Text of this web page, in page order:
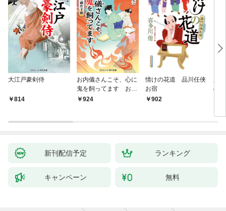
大江戸豪剣侍
814
お内儀さんこそ、心に
鬼を飼ってます おけ
いの戯作手帖
924
情けの花道 品川任侠
お宿
902
の
新刊配信予定 ランキング
キャンペーン 無料